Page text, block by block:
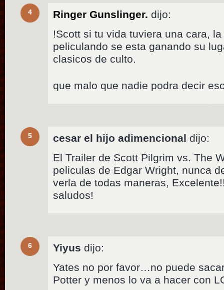
4 Ringer Gunslinger. dijo:
!Scott si tu vida tuviera una cara,
peliculando se esta ganando su
clasicos de culto.
que malo que nadie podra decir
5 cesar el hijo adimencional dijo:
El Trailer de Scott Pilgrim vs. The
peliculas de Edgar Wright, nunca
verla de todas maneras,
saludos!
6 Yiyus dijo:
Yates no por favor…no puede
Potter y menos lo va a hacer con